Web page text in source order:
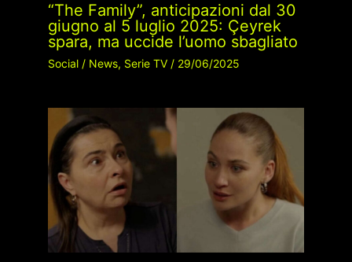
“The Family”, anticipazioni dal 30
giugno al 5 luglio 2025: Çeyrek
spara, ma uccide l’uomo sbagliato
Social/ News, Serie TV/ 29/06/2025